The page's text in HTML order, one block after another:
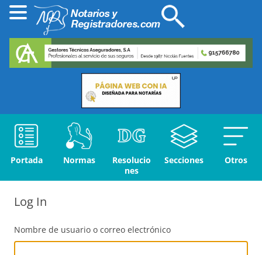
Portada Normas
Resolucio
nes
Secciones Otros
Log In
Nombre de usuario o correo electrónico